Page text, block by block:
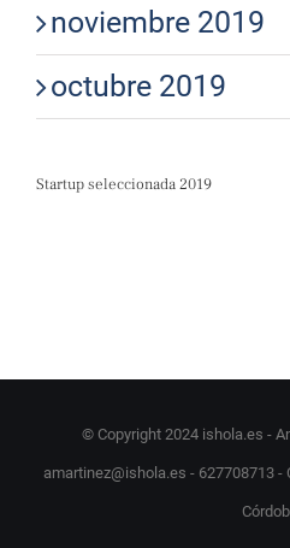
noviembre 2019
octubre 2019
Startup seleccionada 2019
© Copyright 2024 ishola.es -
amartinez@ishola.es - 627708713 -